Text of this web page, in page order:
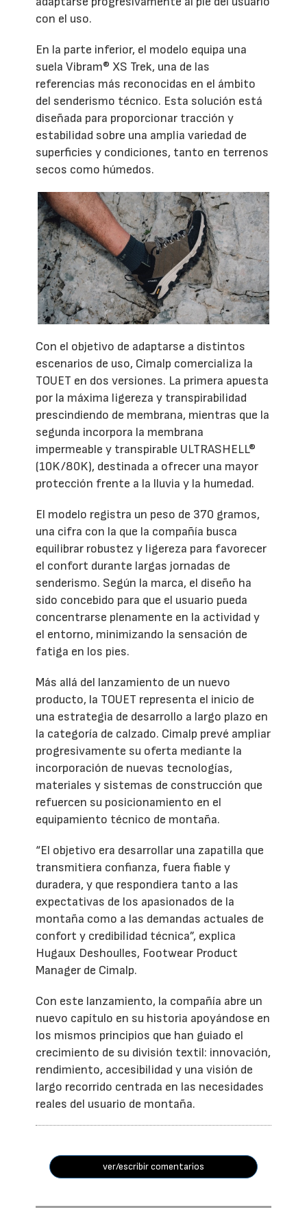
con el uso.
En la parte inferior, el modelo equipa una
suela Vibram® XS Trek, una de las
referencias más reconocidas en el ámbito
del senderismo técnico. Esta solución está
diseñada para proporcionar tracción y
estabilidad sobre una amplia variedad de
superficies y condiciones, tanto en terrenos
secos como húmedos.
Con el objetivo de adaptarse a distintos
escenarios de uso, Cimalp comercializa la
TOUET en dos versiones. La primera apuesta
por la máxima ligereza y transpirabilidad
prescindiendo de membrana, mientras que la
segunda incorpora la membrana
impermeable y transpirable ULTRASHELL®
(10K/80K), destinada a ofrecer una mayor
protección frente a la lluvia y la humedad.
El modelo registra un peso de 370 gramos,
una cifra con la que la compañía busca
equilibrar robustez y ligereza para favorecer
el confort durante largas jornadas de
senderismo. Según la marca, el diseño ha
sido concebido para que el usuario pueda
concentrarse plenamente en la actividad y
el entorno, minimizando la sensación de
fatiga en los pies.
Más allá del lanzamiento de un nuevo
producto, la TOUET representa el inicio de
una estrategia de desarrollo a largo plazo en
la categoría de calzado. Cimalp prevé ampliar
progresivamente su oferta mediante la
incorporación de nuevas tecnologías,
materiales y sistemas de construcción que
refuercen su posicionamiento en el
equipamiento técnico de montaña.
“El objetivo era desarrollar una zapatilla que
transmitiera confianza, fuera fiable y
duradera, y que respondiera tanto a las
expectativas de los apasionados de la
montaña como a las demandas actuales de
confort y credibilidad técnica”, explica
Hugaux Deshoulles, Footwear Product
Manager de Cimalp.
Con este lanzamiento, la compañía abre un
nuevo capítulo en su historia apoyándose en
los mismos principios que han guiado el
crecimiento de su división textil: innovación,
rendimiento, accesibilidad y una visión de
largo recorrido centrada en las necesidades
reales del usuario de montaña.
ver/escribir comentarios